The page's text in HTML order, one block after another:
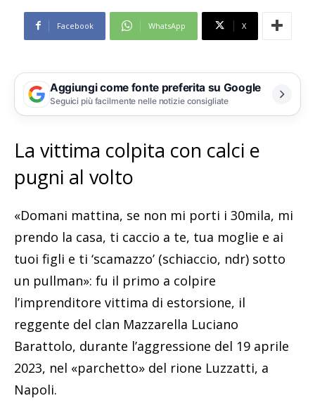
Facebook WhatsApp X
Aggiungi come fonte preferita su Google
Seguici più facilmente nelle notizie consigliate
La vittima colpita con calci e
pugni al volto
«Domani mattina, se non mi porti i 30mila, mi
prendo la casa, ti caccio a te, tua moglie e ai
tuoi figli e ti ‘scamazzo’ (schiaccio, ndr) sotto
un pullman»: fu il primo a colpire
l’imprenditore vittima di estorsione, il
reggente del clan Mazzarella Luciano
Barattolo, durante l’aggressione del 19 aprile
2023, nel «parchetto» del rione Luzzatti, a
Napoli.